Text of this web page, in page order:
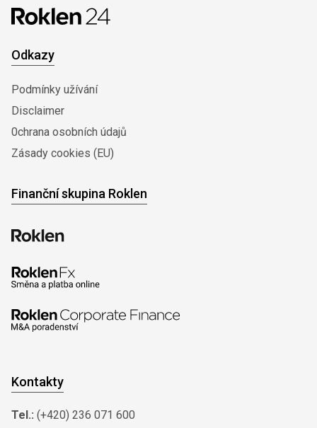
Odkazy
Podmínky užívání
Disclaimer
0chrana osobních údajů
Zásady cookies (EU)
Finanční skupina Roklen
Kontakty
Tel.: (+420) 236 071 600